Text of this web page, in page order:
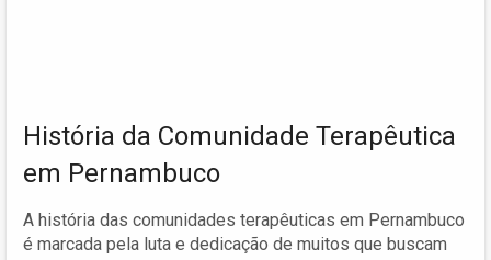
História da Comunidade Terapêutica
em Pernambuco
A história das comunidades terapêuticas em Pernambuco
é marcada pela luta e dedicação de muitos que buscam